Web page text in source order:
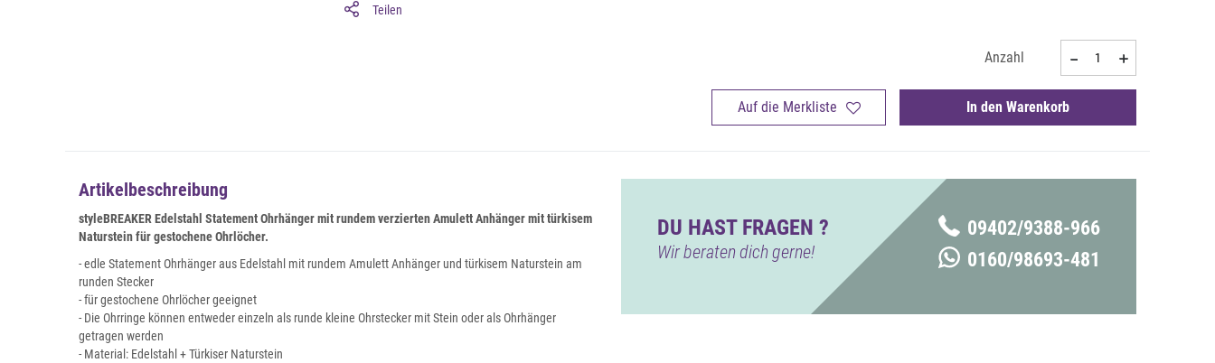
Teilen
Anzahl
Auf die Merkliste In den Warenkorb
Artikelbeschreibung
styleBREAKER Edelstahl Statement Ohrhängermit rundem verzierten Amulett Anhänger mit türkisem
Natursteinfür gestochene Ohrlöcher.
- edle Statement Ohrhänger aus Edelstahl mit rundem Amulett Anhänger und türkisem Naturstein am
runden Stecker
- für gestochene Ohrlöcher geeignet
- Die Ohrringe können entweder einzeln als runde kleine Ohrstecker mit Stein oder als Ohrhänger
getragen werden
- Material: Edelstahl + Türkiser Naturstein
DU HAST FRAGEN ?
Wir beraten dich gerne!
09402/9388-966
0160/98693-481